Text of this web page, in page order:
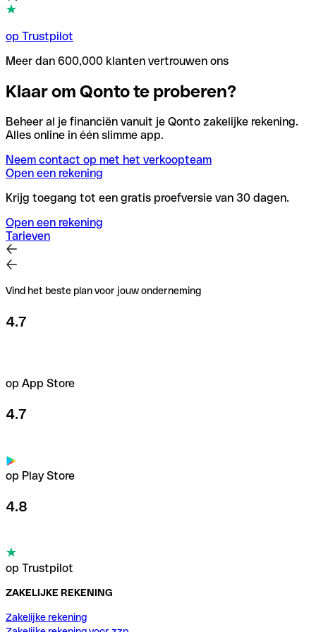
op Trustpilot
Meer dan 600,000 klanten vertrouwen ons
Klaar om Qonto te proberen?
Beheer al je financiën vanuit je Qonto zakelijke rekening.
Alles online in één slimme app.
Neem contact op met het verkoopteam
Open een rekening
Krijg toegang tot een gratis proefversie van 30 dagen.
Open een rekening
Tarieven
Vind het beste plan voor jouw onderneming
4.7
op App Store
4.7
op Play Store
4.8
op Trustpilot
ZAKELIJKE REKENING
Zakelijke rekening